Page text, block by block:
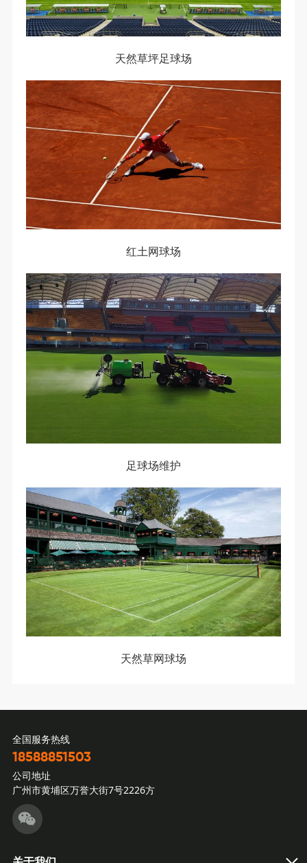
天然草坪足球场
红土网球场
足球场维护
天然草网球场
全国服务热线
18588851503
公司地址
广州市黄埔区万誉大街7号2226方